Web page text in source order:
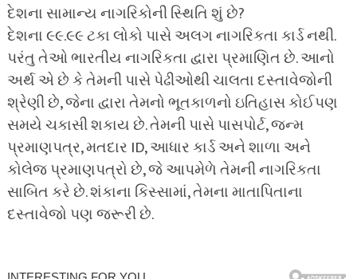
દેશના સામાન્ય નાગરિકોની સ્થિતિ શું છે?
દેશના ૯૯.૯૯ ટકા લોકો પાસે અલગ નાગરિકતા કાર્ડ નથી.
પરંતુ તેઓ ભારતીય નાગરિકતા દ્વારા પ્રમાણિત છે. આનો
અર્થ એ છે કે તેમની પાસે પેઢીઓથી ચાલતા દસ્તાવેજોની
શ્રેણી છે, જેના દ્વારા તેમનો ભૂતકાળનો ઇતિહાસ કોઈપણ
સમયે ચકાસી શકાય છે. તેમની પાસે પાસપોર્ટ, જન્મ
પ્રમાણપત્ર, મતદાર ID, આધાર કાર્ડ અને શાળા અને
કોલેજ પ્રમાણપત્રો છે, જે આપમેળે તેમની નાગરિકતા
સાબિત કરે છે. શંકાના કિસ્સામાં, તેમના માતાપિતાના
દસ્તાવેજો પણ જરૂરી છે.